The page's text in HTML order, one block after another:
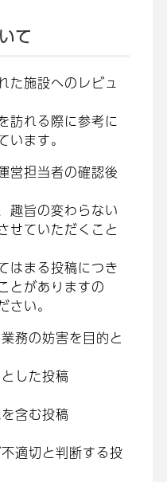
て
た施設へのレビュ
訪れる際に参考に
ます。
営担当者の確認後
趣旨の変わらない
せていただくこと
はまる投稿につき
とがありますの
い。
務の妨害を目的と
した投稿
含む投稿
適切と判断する投